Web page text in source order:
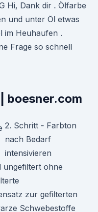
Hi, Dank dir . Ölfarbe
und unter Öl etwas
im Heuhaufen .
Frage so schnell
boesner.com
2. Schritt - Farbton
nach Bedarf
intensivieren
ungefiltert ohne
zur gefilterten
Schwebestoffe